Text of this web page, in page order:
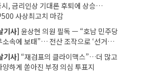
, 금리인상 기대론 후퇴에 상승…
사상최고치 마감
기사] 윤상현 의원 필독 ㅡ “호남 민주당
소속에 보태”… 전산 조작으로 ‘선거비
의혹
기사] “재검표의 클라이맥스”…더 많고
양하게 쏟아진 부정 의심 투표지